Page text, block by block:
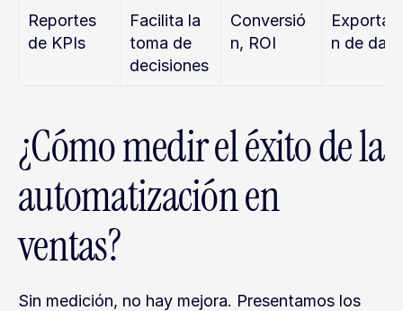
Reportes
de KPIs
Facilita la
toma de
decisiones
Conversió
n, ROI
n de
¿Cómo medir el éxito de la
automatización en
ventas?
Sin medición, no hay mejora. Presentamos los